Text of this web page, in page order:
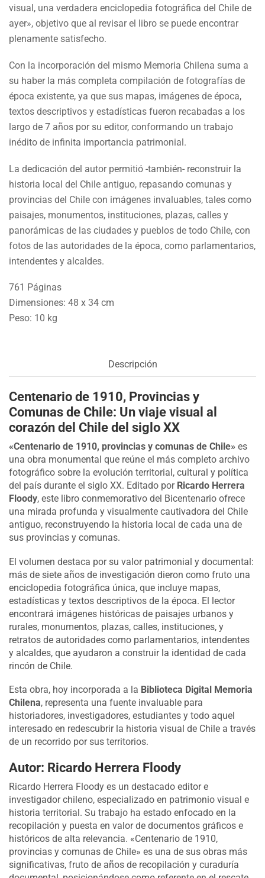
visual, una verdadera enciclopedia fotográfica del Chile de
ayer», objetivo que al revisar el libro se puede encontrar
plenamente satisfecho.
Con la incorporación del mismo Memoria Chilena suma a
su haber la más completa compilación de fotografías de
época existente, ya que sus mapas, imágenes de época,
textos descriptivos y estadísticas fueron recabadas a los
largo de 7 años por su editor, conformando un trabajo
inédito de infinita importancia patrimonial.
La dedicación del autor permitió -también- reconstruir la
historia local del Chile antiguo, repasando comunas y
provincias del Chile con imágenes invaluables, tales como
paisajes, monumentos, instituciones, plazas, calles y
panorámicas de las ciudades y pueblos de todo Chile, con
fotos de las autoridades de la época, como parlamentarios,
intendentes y alcaldes.
761 Páginas
Dimensiones: 48 x 34 cm
Peso: 10 kg
Descripción
Centenario de 1910, Provincias y
Comunas de Chile: Un viaje visual al
corazón del Chile del siglo XX
«Centenario de 1910, provincias y comunas de Chile» es
una obra monumental que reúne el más completo archivo
fotográfico sobre la evolución territorial, cultural y política
del país durante el siglo XX. Editado por Ricardo Herrera
Floody, este libro conmemorativo del Bicentenario ofrece
una mirada profunda y visualmente cautivadora del Chile
antiguo, reconstruyendo la historia local de cada una de
sus provincias y comunas.
El volumen destaca por su valor patrimonial y documental:
más de siete años de investigación dieron como fruto una
enciclopedia fotográfica única, que incluye mapas,
estadísticas y textos descriptivos de la época. El lector
encontrará imágenes históricas de paisajes urbanos y
rurales, monumentos, plazas, calles, instituciones, y
retratos de autoridades como parlamentarios, intendentes
y alcaldes, que ayudaron a construir la identidad de cada
rincón de Chile.
Esta obra, hoy incorporada a la Biblioteca Digital Memoria
Chilena, representa una fuente invaluable para
historiadores, investigadores, estudiantes y todo aquel
interesado en redescubrir la historia visual de Chile a través
de un recorrido por sus territorios.
Autor: Ricardo Herrera Floody
Ricardo Herrera Floody es un destacado editor e
investigador chileno, especializado en patrimonio visual e
historia territorial. Su trabajo ha estado enfocado en la
recopilación y puesta en valor de documentos gráficos e
históricos de alta relevancia. «Centenario de 1910,
provincias y comunas de Chile» es una de sus obras más
significativas, fruto de años de recopilación y curaduría